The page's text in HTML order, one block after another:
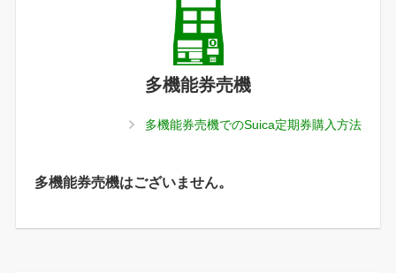
多機能券売機
多機能券売機でのSuica定期券購入方法
多機能券売機はございません。